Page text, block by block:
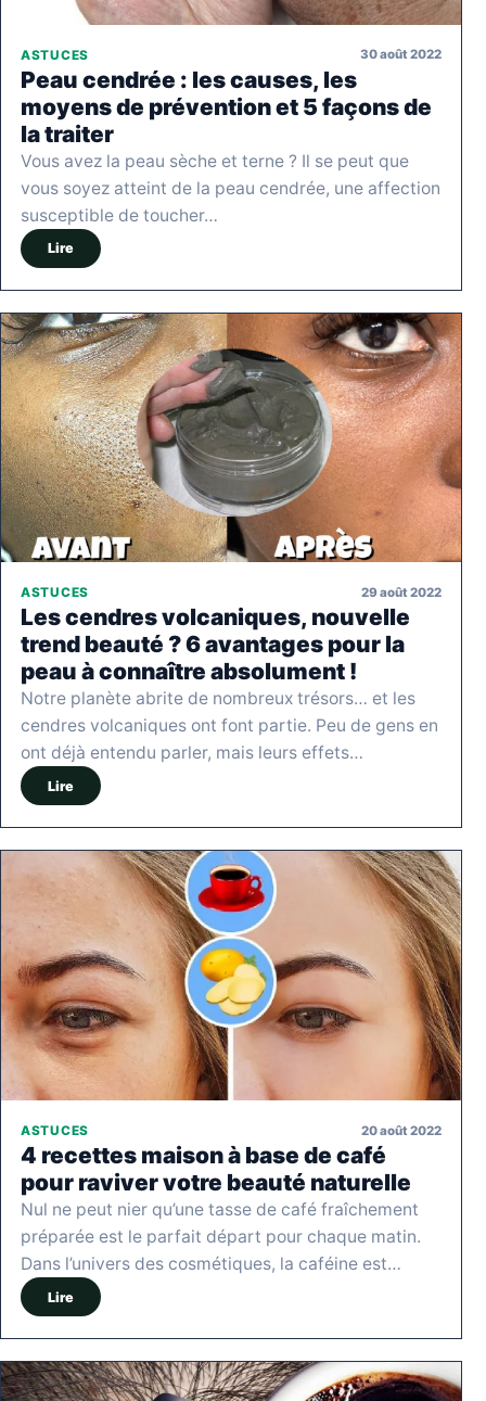
ASTUCES 30 août 2022
Peau cendrée : les causes, les
moyens de prévention et 5 façons de
la traiter
Vous avez la peau sèche et terne ? Il se peut que
vous soyez atteint de la peau cendrée, une affection
susceptible de toucher…
Lire
ASTUCES 29 août 2022
Les cendres volcaniques, nouvelle
trend beauté ? 6 avantages pour la
peau à connaître absolument !
Notre planète abrite de nombreux trésors… et les
cendres volcaniques ont font partie. Peu de gens en
ont déjà entendu parler, mais leurs effets…
Lire
ASTUCES 20 août 2022
4 recettes maison à base de café
pour raviver votre beauté naturelle
Nul ne peut nier qu’une tasse de café fraîchement
préparée est le parfait départ pour chaque matin.
Dans l’univers des cosmétiques, la caféine est…
Lire